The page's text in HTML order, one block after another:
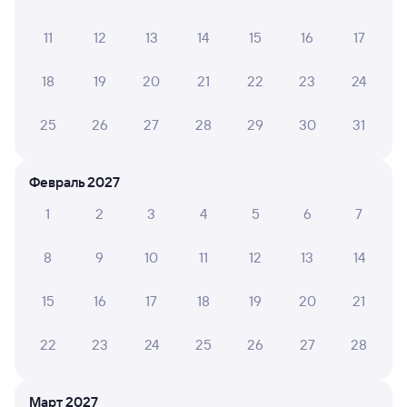
8,2
Квартира
Комсомольский
по этому направлению
Мы отображаем актуальные отзывы и не удаляем
4
02 августа 2026 • Поезд 346С
туалета, дверьми хлопают особенно проводники что
11 12 13 14 15 16 17
18 19 20 21 22 23 24
25 26 27 28 29 30 31
Февраль 2027
1
2 3 4 5 6 7
8 9 10 11 12 13 14
15 16 17 18 19 20 21
22 23 24 25 26 27 28
Март 2027